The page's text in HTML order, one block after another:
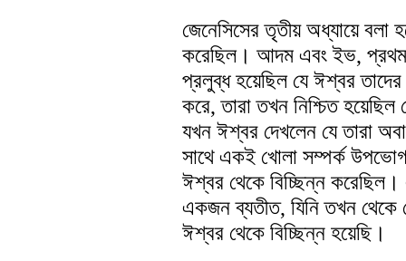
জেনেসিসের তৃতীয় অধ্যায়ে বলা
করেছিল। আদম এবং ইভ, প্রথম
প্রলুব্ধ হয়েছিল যে ঈশ্বর তাদের
করে, তারা তখন নিশ্চিত
যখন ঈশ্বর দেখলেন যে তারা
সাথে একই খোলা সম্পর্ক
ঈশ্বর থেকে বিচ্ছিন্ন
একজন ব্যতীত, যিনি তখন থেকে
ঈশ্বর থেকে বিচ্ছিন্ন হয়েছি।